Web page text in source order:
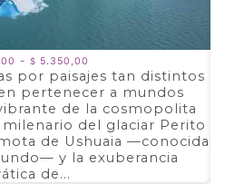
- $ 5.350,00
de
precios:
desde
$ 2.690,00
hasta
$ 5.350,00
por paisajes tan distintos
pertenecer a mundos
de la cosmopolita
milenario del glaciar Perito
de Ushuaia —conocida
y la exuberancia
de...